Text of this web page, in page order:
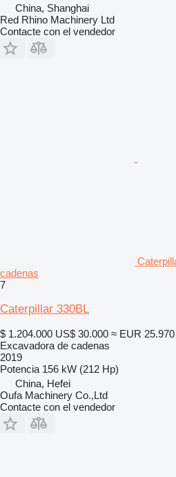
China, Shanghai
Red Rhino Machinery Ltd
Contacte con el vendedor
cadenas
7
Caterpillar 330BL
$ 1.204.000 US$ 30.000 ≈ EUR 25.970
Excavadora de cadenas
2019
Potencia 156 kW (212 Hp)
China, Hefei
Oufa Machinery Co.,Ltd
Contacte con el vendedor